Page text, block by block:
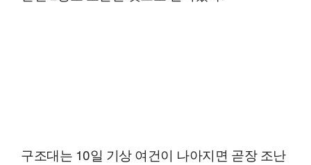
구조대는 10일 기상 여건이 나아지면 곧장 조난